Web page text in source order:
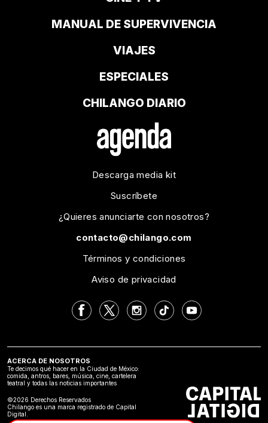
MANUAL DE SUPERVIVENCIA
VIAJES
ESPECIALES
CHILANGO DIARIO
Descarga media kit
Suscríbete
¿Quieres anunciarte con nosotros?
contacto@chilango.com
Términos y condiciones
Aviso de privacidad
ACERCA DE NOSOTROS
Te decimos qué hacer en la Ciudad de México:
comida, antros, bares, música, cine, cartelera
teatral y todas las noticias importantes
©2026 Derechos Reservados
Chilango es una marca registrado de Capital
Digital.